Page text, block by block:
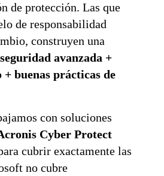
de protección. Las que
de responsabilidad
construyen una
seguridad avanzada +
buenas prácticas de
con soluciones
Cyber Protect
cubrir exactamente las
no cubre